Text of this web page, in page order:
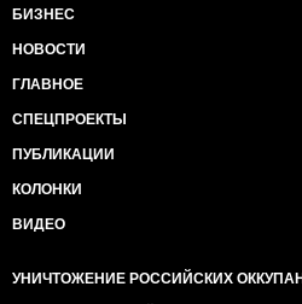
БИЗНЕС
НОВОСТИ
ГЛАВНОЕ
СПЕЦПРОЕКТЫ
ПУБЛИКАЦИИ
КОЛОНКИ
ВИДЕО
УНИЧТОЖЕНИЕ РОССИЙСКИХ